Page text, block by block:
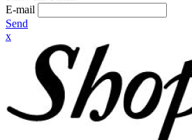
E-mail
Send
x